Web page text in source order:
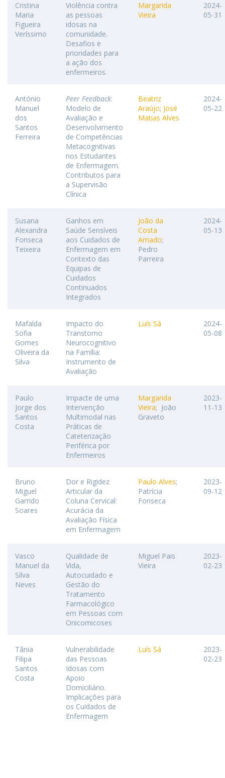
Cristina
Maria
Figueira
Veríssimo
Violência contra
as pessoas
idosas na
comunidade.
Desafios e
prioridades para
a ação dos
enfermeiros.
Margarida
Vieira
2024-
05-31
António
Manuel
dos
Santos
Ferreira
Peer Feedback:
Modelo de
Avaliação e
Desenvolvimento
de Competências
Metacognitivas
nos Estudantes
de Enfermagem.
Contributos para
a Supervisão
Clínica
Beatriz
Araújo; José
Matias Alves
2024-
05-22
Susana
Alexandra
Fonseca
Teixeira
Ganhos em
Saúde Sensíveis
aos Cuidados de
Enfermagem em
Contexto das
Equipas de
Cuidados
Continuados
Integrados
João da
Costa
Amado;
Pedro
Parreira
2024-
05-13
Mafalda
Sofia
Gomes
Oliveira da
Silva
Impacto do
Transtorno
Neurocognitivo
na Família:
Instrumento de
Avaliação
Luís Sá
2024-
05-08
Paulo
Jorge dos
Santos
Costa
Impacte de uma
Intervenção
Multimodal nas
Práticas de
Cateterização
Periférica por
Enfermeiros
Margarida
Vieira; João
Graveto
2023-
11-13
Bruno
Miguel
Garrido
Soares
Dor e Rigidez
Articular da
Coluna Cervical:
Acurácia da
Avaliação Física
em Enfermagem
Paulo Alves;
Patrícia
Fonseca
2023-
09-12
Vasco
Manuel da
Silva
Neves
Qualidade de
Vida,
Autocuidado e
Gestão do
Tratamento
Farmacológico
em Pessoas com
Onicomicoses
Miguel Pais
Vieira
2023-
02-23
Tânia
Filipa
Santos
Costa
Vulnerabilidade
das Pessoas
Idosas com
Apoio
Domiciliário.
Implicações para
os Cuidados de
Enfermagem
Luís Sá
2023-
02-23